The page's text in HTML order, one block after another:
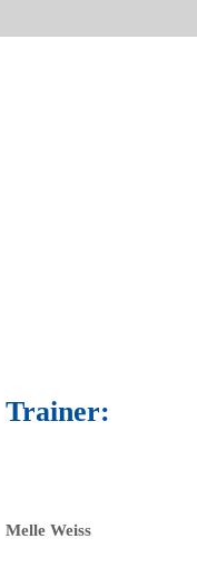
Trainer:
Melle Weiss